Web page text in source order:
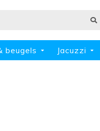
beugels Jacuzzi